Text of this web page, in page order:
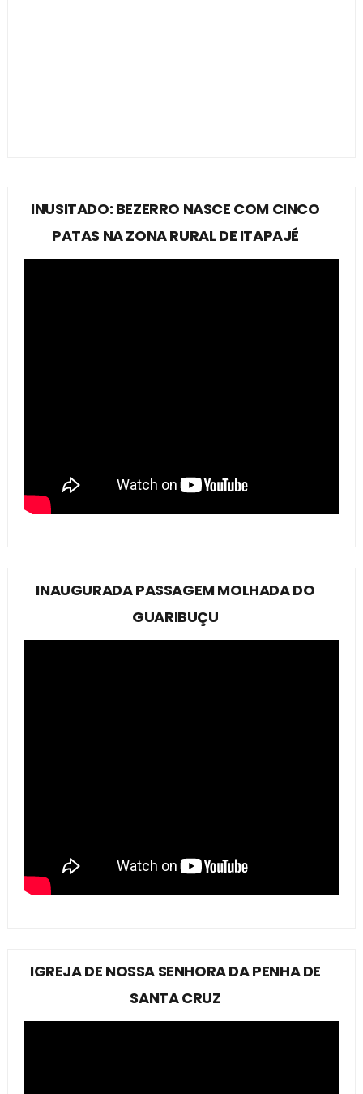
INUSITADO: BEZERRO NASCE COM CINCO
PATAS NA ZONA RURAL DE ITAPAJÉ
INAUGURADA PASSAGEM MOLHADA DO
GUARIBUÇU
IGREJA DE NOSSA SENHORA DA PENHA DE
SANTA CRUZ